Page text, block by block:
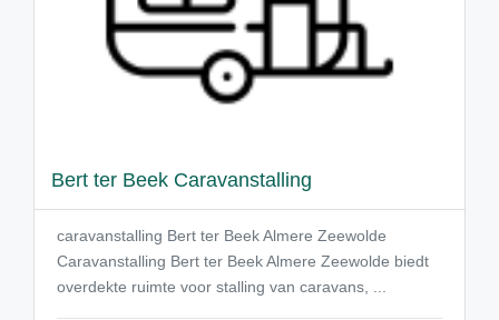
Bert ter Beek Caravanstalling
caravanstalling Bert ter Beek Almere Zeewolde
Caravanstalling Bert ter Beek Almere Zeewolde biedt
overdekte ruimte voor stalling van caravans, ...